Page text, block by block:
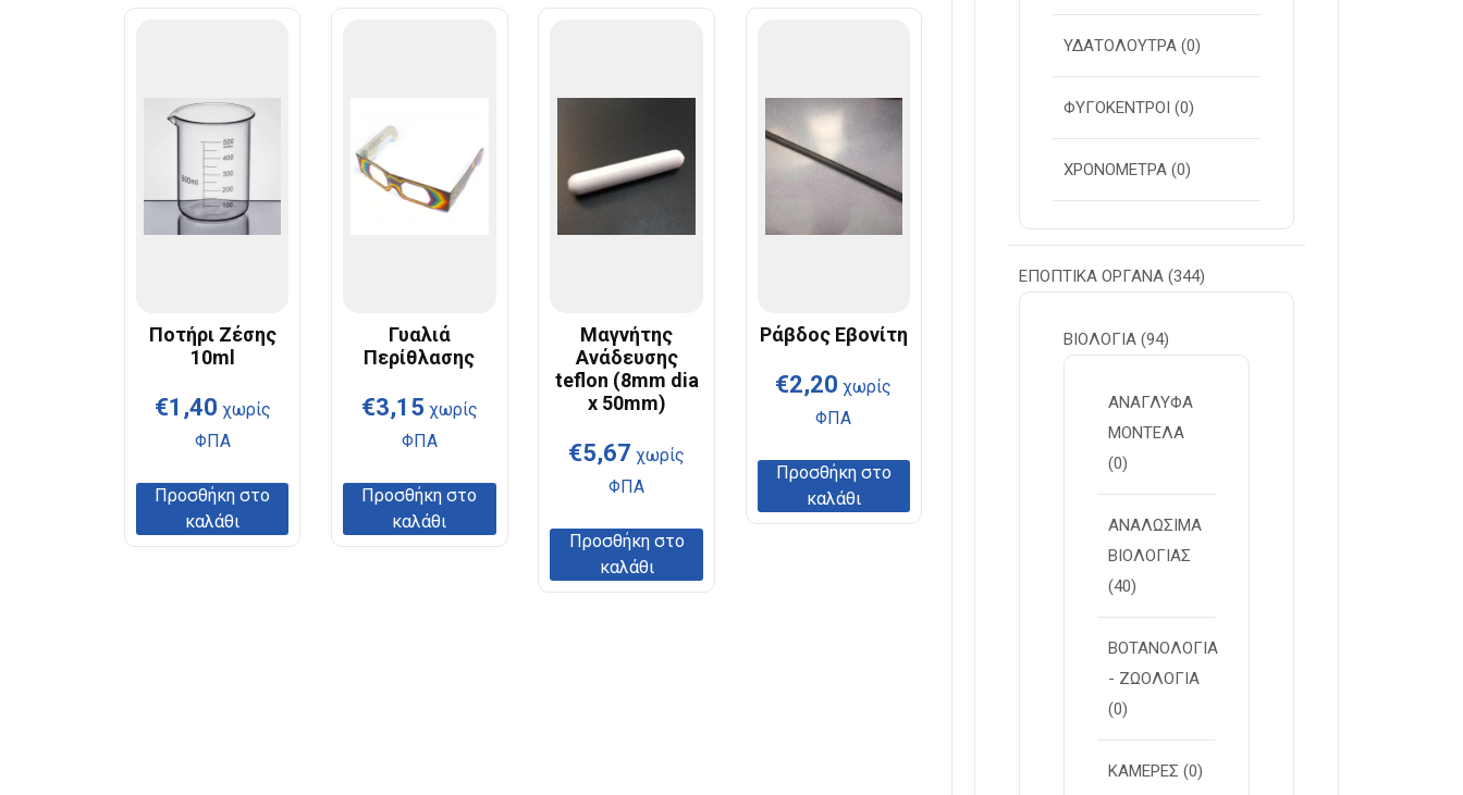
Ποτήρι Ζέσης
10ml
€1,40 χωρίς
ΦΠΑ
Προσθήκη στο
καλάθι
Γυαλιά
Περίθλασης
€3,15 χωρίς
ΦΠΑ
Προσθήκη στο
καλάθι
Μαγνήτης
Ανάδευσης
teflon (8mm dia
x 50mm)
€5,67 χωρίς
ΦΠΑ
Προσθήκη στο
καλάθι
Ράβδος Εβονίτη
€2,20 χωρίς
ΦΠΑ
Προσθήκη στο
καλάθι
ΥΔΑΤΟΛΟΥΤΡΑ (0)
ΦΥΓΟΚΕΝΤΡΟΙ (0)
ΧΡΟΝΟΜΕΤΡΑ (0)
ΕΠΟΠΤΙΚΑ ΟΡΓΑΝΑ (344)
ΒΙΟΛΟΓΙΑ (94)
ΑΝΑΓΛΥΦΑ
ΜΟΝΤΕΛΑ
(0)
ΑΝΑΛΩΣΙΜΑ
ΒΙΟΛΟΓΙΑΣ
(40)
ΒΟΤΑΝΟΛΟΓΙΑ
- ΖΩΟΛΟΓΙΑ
(0)
ΚΑΜΕΡΕΣ (0)